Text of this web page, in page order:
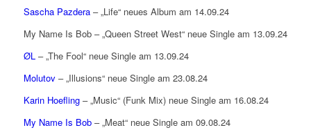
Sascha Pazdera– „Life“ neues Album am 14.09.24
My Name Is Bob – „Queen Street West“ neue Single am 13.09.24
ØL– „The Fool“ neue Single am 13.09.24
Molutov– „Illusions“ neue Single am 23.08.24
Karin Hoefling– „Music“ (Funk Mix) neue Single am 16.08.24
My Name Is Bob– „Meat“ neue Single am 09.08.24